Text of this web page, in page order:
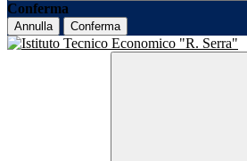
Conferma
Annulla Conferma